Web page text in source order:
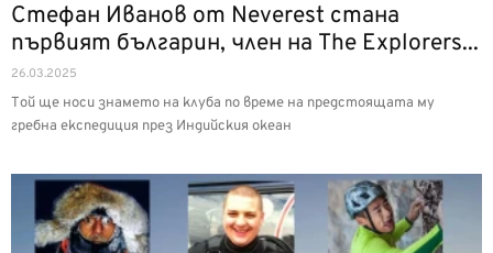
Стефан Иванов от Neverest стана
първият българин, член на The Explorers...
26.03.2025
Той ще носи знамето на клуба по време на предстоящата му
гребна експедиция през Индийския океан